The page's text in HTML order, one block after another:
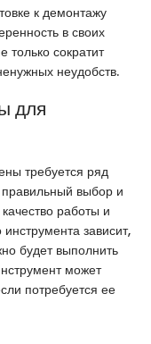
к демонтажу
в своих
только сократит
неудобств.
для
требуется ряд
выбор и
работы и
зависит,
будет выполнить
может
потребуется ее